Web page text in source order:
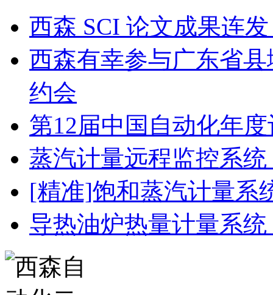
西森 SCI 论文成果连
西森有幸参与广东省
约会
第12届中国自动化年
蒸汽计量远程监控系
[精准]饱和蒸汽计量系
导热油炉热量计量系